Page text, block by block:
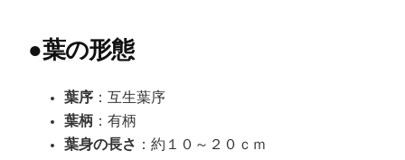
●葉の形態
葉序 ：互生葉序
葉柄 ：有柄
葉身の長さ ：約１０～２０ｃｍ